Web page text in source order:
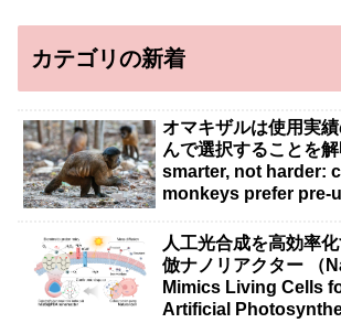
カテゴリの新着
オマキザルは使用実
んで選択することを
smarter, not harder:
monkeys prefer pre-
人工光合成を高効率
倣ナノリアクター （
Mimics Living Cells
Artificial